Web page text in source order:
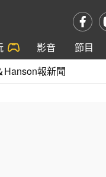
影音 節目
Hanson報新聞